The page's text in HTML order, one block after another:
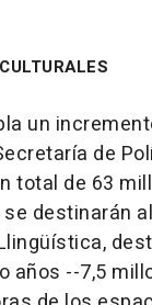
un
de
total de 63
destinarán
años --7,5